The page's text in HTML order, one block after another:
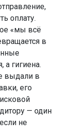
оплату.
«мы всё
в
а гигиена.
выдали в
его
— один
не